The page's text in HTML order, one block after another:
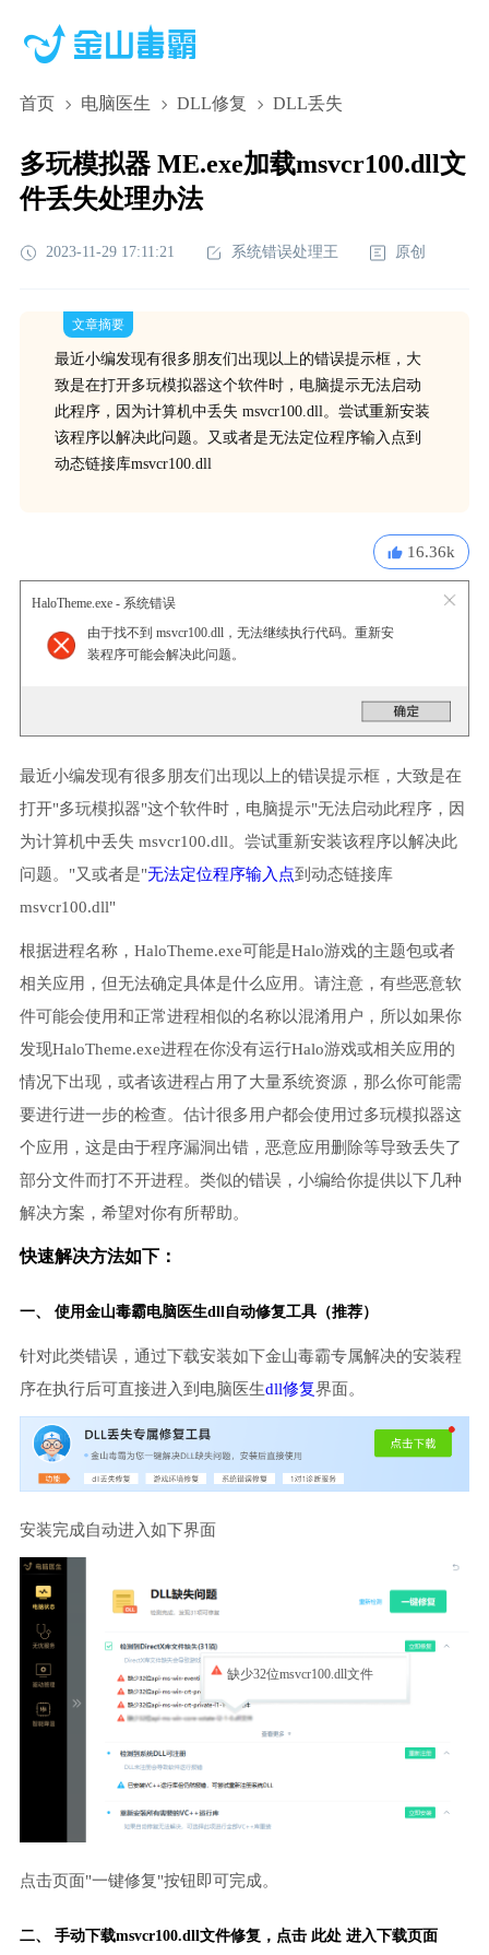
首页 电脑医生 DLL修复 DLL丢失
多玩模拟器 ME.exe加载msvcr100.dll文
件丢失处理办法
2023-11-29 17:11:21 系统错误处理王 原创
文章摘要
最近小编发现有很多朋友们出现以上的错误提示框，大
致是在打开多玩模拟器这个软件时，电脑提示无法启动
此程序，因为计算机中丢失 msvcr100.dll。尝试重新安装
该程序以解决此问题。又或者是无法定位程序输入点到
动态链接库msvcr100.dll
16.36k
HaloTheme.exe - 系统错误
由于找不到 msvcr100.dll，无法继续执行代码。重新安
装程序可能会解决此问题。
最近小编发现有很多朋友们出现以上的错误提示框，大致是在
打开"多玩模拟器"这个软件时，电脑提示"无法启动此程序，因
为计算机中丢失 msvcr100.dll。尝试重新安装该程序以解决此
问题。"又或者是"无法定位程序输入点到动态链接库
msvcr100.dll"
根据进程名称，HaloTheme.exe可能是Halo游戏的主题包或者
相关应用，但无法确定具体是什么应用。请注意，有些恶意软
件可能会使用和正常进程相似的名称以混淆用户，所以如果你
发现HaloTheme.exe进程在你没有运行Halo游戏或相关应用的
情况下出现，或者该进程占用了大量系统资源，那么你可能需
要进行进一步的检查。估计很多用户都会使用过多玩模拟器这
个应用，这是由于程序漏洞出错，恶意应用删除等导致丢失了
部分文件而打不开进程。类似的错误，小编给你提供以下几种
解决方案，希望对你有所帮助。
快速解决方法如下：
一、 使用金山毒霸电脑医生dll自动修复工具（推荐）
针对此类错误，通过下载安装如下金山毒霸专属解决的安装程
序在执行后可直接进入到电脑医生dll修复界面。
安装完成自动进入如下界面
缺少32位msvcr100.dll文件
点击页面"一键修复"按钮即可完成。
二、 手动下载msvcr100.dll文件修复， 点击 此处 进入下载页面